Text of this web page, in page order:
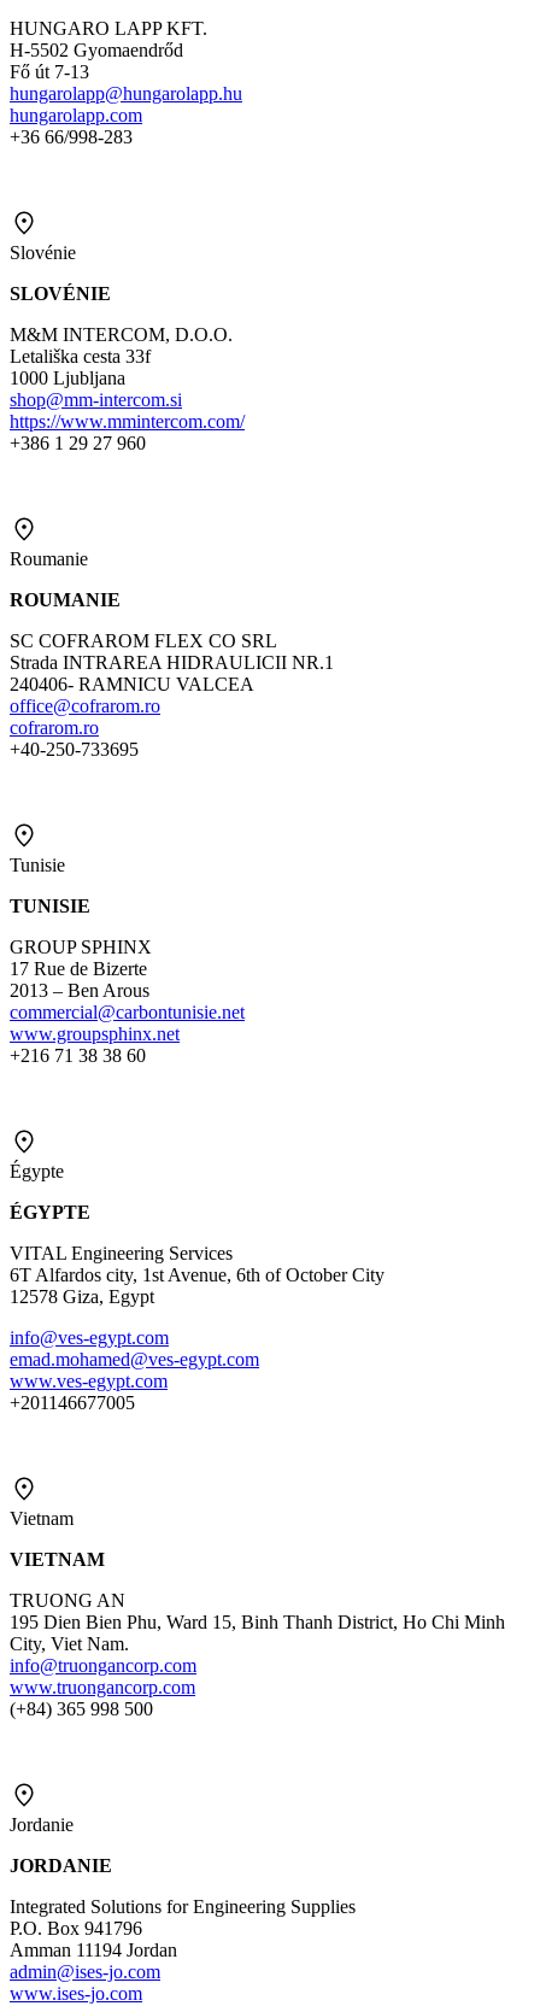
HUNGARO LAPP KFT.
H-5502 Gyomaendrőd
Fő út 7-13
hungarolapp@hungarolapp.hu
hungarolapp.com
+36 66/998-283
Slovénie
SLOVÉNIE
M&M INTERCOM, D.O.O.
Letališka cesta 33f
1000 Ljubljana
shop@mm-intercom.si
https://www.mmintercom.com/
+386 1 29 27 960
Roumanie
ROUMANIE
SC COFRAROM FLEX CO SRL
Strada INTRAREA HIDRAULICII NR.1
240406- RAMNICU VALCEA
office@cofrarom.ro
cofrarom.ro
+40-250-733695
Tunisie
TUNISIE
GROUP SPHINX
17 Rue de Bizerte
2013 – Ben Arous
commercial@carbontunisie.net
www.groupsphinx.net
+216 71 38 38 60
Égypte
ÉGYPTE
VITAL Engineering Services
6T Alfardos city, 1st Avenue, 6th of October City
12578 Giza, Egypt
info@ves-egypt.com
emad.mohamed@ves-egypt.com
www.ves-egypt.com
+201146677005
Vietnam
VIETNAM
TRUONG AN
195 Dien Bien Phu, Ward 15, Binh Thanh District, Ho Chi Minh
City, Viet Nam.
info@truongancorp.com
www.truongancorp.com
(+84) 365 998 500
Jordanie
JORDANIE
Integrated Solutions for Engineering Supplies
P.O. Box 941796
Amman 11194 Jordan
admin@ises-jo.com
www.ises-jo.com